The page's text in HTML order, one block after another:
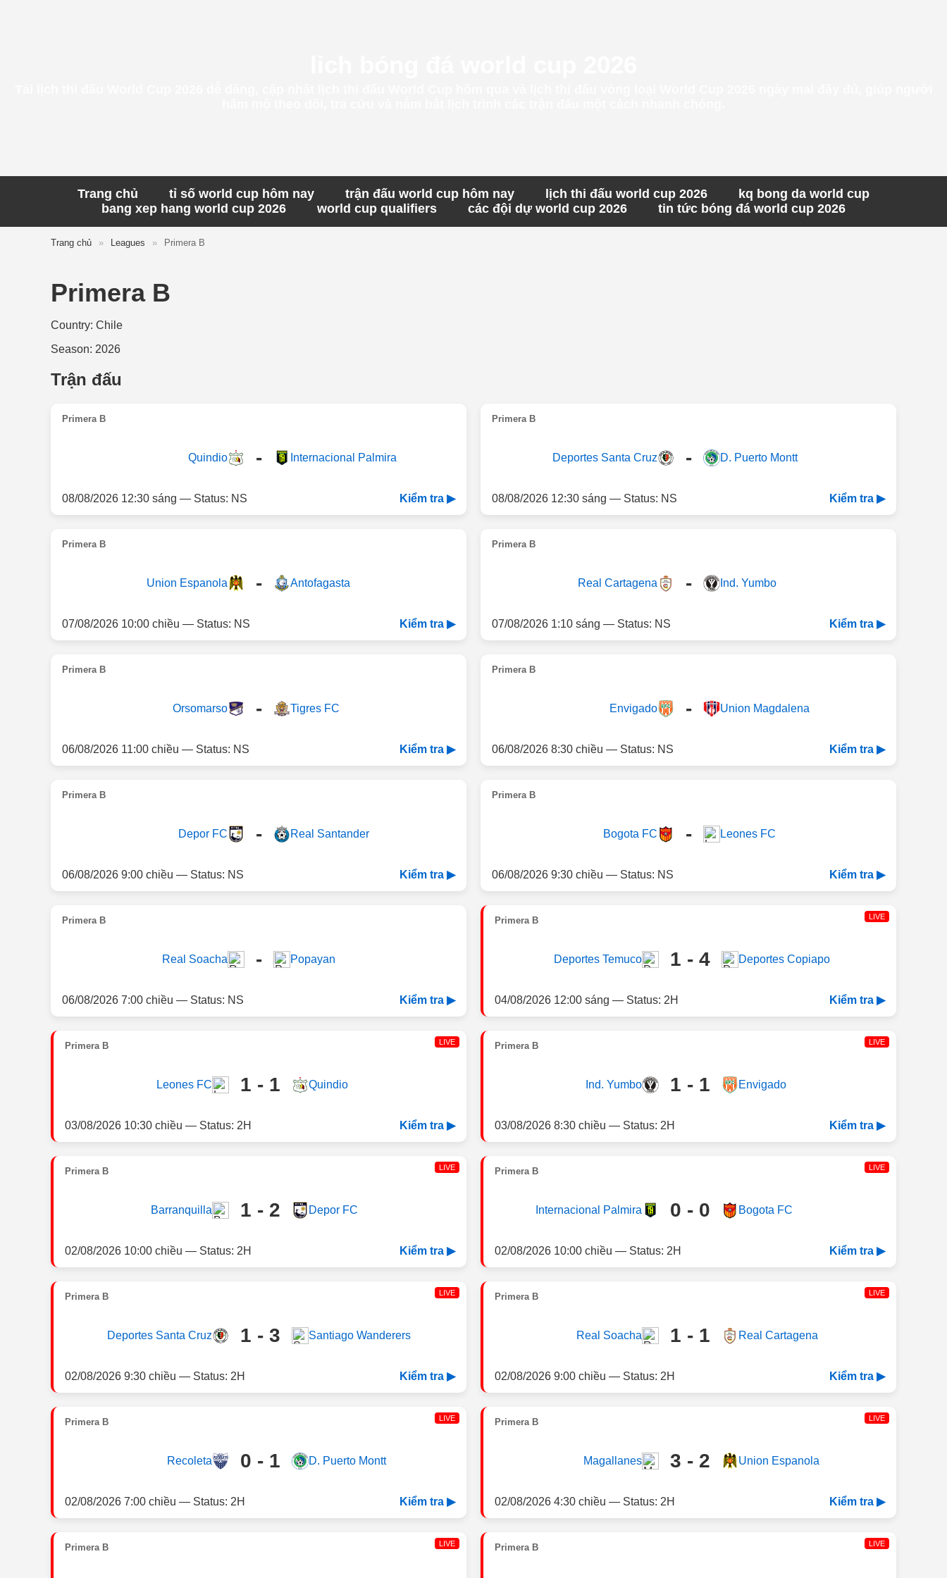
Trang chủ tỉ số world cup hôm nay trận đấu world cup hôm nay lịch thi đấu world cup 2026
kq bong da world cup
bang xep hang world cup 2026
world cup qualifiers các đội dự world cup 2026 tin tức bóng đá world cup 2026
Trang chủ » Leagues » Primera B
Primera B
Country: Chile
Season: 2026
Trận đấu
Primera B
Quindio - Internacional Palmira
08/08/2026 12:30 sáng — Status: NS Kiểm tra ▶
Primera B
Deportes Santa Cruz - D. Puerto Montt
08/08/2026 12:30 sáng — Status: NS Kiểm tra ▶
Primera B
Union Espanola - Antofagasta
07/08/2026 10:00 chiều — Status: NS Kiểm tra ▶
Primera B
Real Cartagena - Ind. Yumbo
07/08/2026 1:10 sáng — Status: NS Kiểm tra ▶
Primera B
Orsomarso - Tigres FC
06/08/2026 11:00 chiều — Status: NS Kiểm tra ▶
Primera B
Envigado - Union Magdalena
06/08/2026 8:30 chiều — Status: NS Kiểm tra ▶
Primera B
Depor FC - Real Santander
06/08/2026 9:00 chiều — Status: NS Kiểm tra ▶
Primera B
Bogota FC - Leones FC
06/08/2026 9:30 chiều — Status: NS Kiểm tra ▶
Primera B
Real Soacha - Popayan
06/08/2026 7:00 chiều — Status: NS Kiểm tra ▶
Primera B LIVE
Deportes Temuco 1 - 4 Deportes Copiapo
04/08/2026 12:00 sáng — Status: 2H Kiểm tra ▶
Primera B LIVE
Leones FC 1 - 1 Quindio
03/08/2026 10:30 chiều — Status: 2H Kiểm tra ▶
Primera B LIVE
Ind. Yumbo 1 - 1 Envigado
03/08/2026 8:30 chiều — Status: 2H Kiểm tra ▶
Primera B LIVE
Barranquilla 1 - 2 Depor FC
02/08/2026 10:00 chiều — Status: 2H Kiểm tra ▶
Primera B LIVE
Internacional Palmira 0 - 0 Bogota FC
02/08/2026 10:00 chiều — Status: 2H Kiểm tra ▶
Primera B LIVE
Deportes Santa Cruz 1 - 3 Santiago Wanderers
02/08/2026 9:30 chiều — Status: 2H Kiểm tra ▶
Primera B LIVE
Real Soacha 1 - 1 Real Cartagena
02/08/2026 9:00 chiều — Status: 2H Kiểm tra ▶
Primera B LIVE
Recoleta 0 - 1 D. Puerto Montt
02/08/2026 7:00 chiều — Status: 2H Kiểm tra ▶
Primera B LIVE
Magallanes 3 - 2 Union Espanola
02/08/2026 4:30 chiều — Status: 2H Kiểm tra ▶
Primera B LIVE Primera B LIVE